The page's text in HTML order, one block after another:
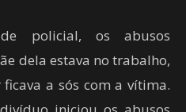
policial, os abusos
dela estava no trabalho,
a sós com a vítima.